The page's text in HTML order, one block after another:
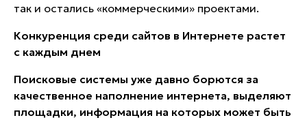
так и остались «коммерческими» проектами.
Конкуренция среди сайтов в Интернете растет
с каждым днем
Поисковые системы уже давно борются за
качественное наполнение интернета, выделяют
площадки, информация на которых может быть